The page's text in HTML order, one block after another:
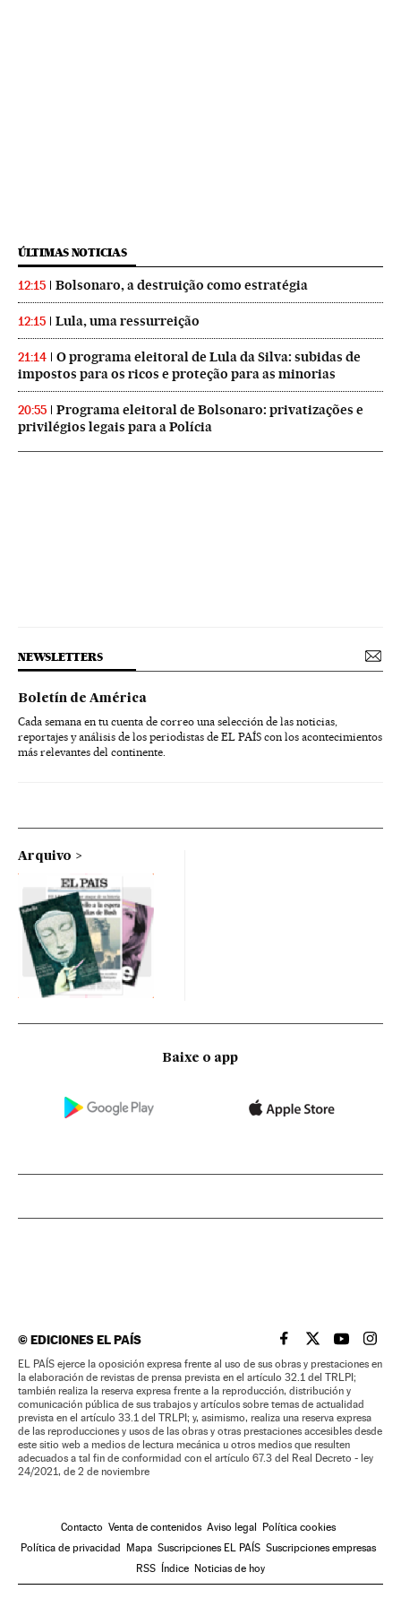
ÚLTIMAS NOTICIAS
12:15 Bolsonaro, a destruição como estratégia
12:15 Lula, uma ressurreição
21:14
O programa eleitoral de Lula da Silva: subidas de
impostos para os ricos e proteção para as minorias
20:55
Programa eleitoral de Bolsonaro: privatizações e
privilégios legais para a Polícia
NEWSLETTERS
Boletín de América
Cada semana en tu cuenta de correo una selección de las noticias,
reportajes y análisis de los periodistas de EL PAÍS con los acontecimientos
más relevantes del continente.
Arquivo
Baixe o app
©EDICIONES EL PAÍS EL PAÍS BRASIL EN
EL PAÍSEL PAÍS
EL
EL PAÍS ejerce la oposición expresa frente al uso de sus obras y prestaciones en
la elaboración de revistas de prensa prevista en el artículo 32.1 del TRLPI;
también realiza la reserva expresa frente a la reproducción, distribución y
comunicación pública de sus trabajos y artículos sobre temas de actualidad
prevista en el artículo 33.1 del TRLPI; y, asimismo, realiza una reserva expresa
de las reproducciones y usos de las obras y otras prestaciones accesibles desde
este sitio web a medios de lectura mecánica u otros medios que resulten
adecuados a tal fin de conformidad con el artículo 67.3 del Real Decreto - ley
24/2021, de 2 de noviembre
Contacto Venta de contenidos Aviso legal Política cookies
Política de privacidad Mapa Suscripciones EL PAÍS Suscripciones empresas
RSS Índice Noticias de hoy